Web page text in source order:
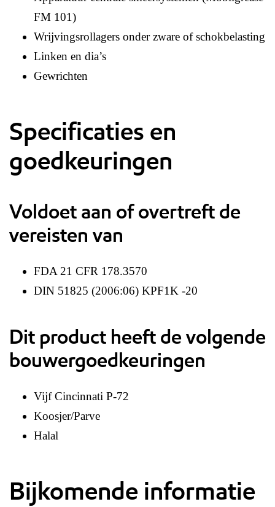
FM 101)
Wrijvingsrollagers onder zware of schokbelasting
Linken en dia’s
Gewrichten
Specificaties en
goedkeuringen
Voldoet aan of overtreft de
vereisten van
FDA 21 CFR 178.3570
DIN 51825 (2006:06) KPF1K -20
Dit product heeft de volgende
bouwergoedkeuringen
Vijf Cincinnati P-72
Koosjer/Parve
Halal
Bijkomende informatie